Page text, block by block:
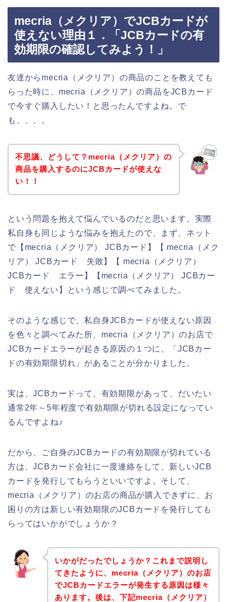
mecria（メクリア）でJCBカードが
使えない理由１．「JCBカードの有
効期限の確認してみよう！」
友達からmecria（メクリア）の商品のことを教えても
らった時に、mecria（メクリア）の商品をJCBカード
で今すぐ購入したい！と思ったんですよね。で
も、、、。
不思議、どうして？mecria（メクリア）の
商品を購入するのにJCBカードが使えな
い！！
という問題を抱えて悩んでいるのだと思います。実際
私自身も同じような悩みを抱えたので、まず、ネット
で【mecria（メクリア） JCBカード】【 mecria（メク
リア） JCBカード 失敗】【 mecria（メクリア）
JCBカード エラー】【mecria（メクリア） JCBカー
ド 使えない】という感じで調べてみました。
そのような感じで、私自身JCBカードが使えない原因
を色々と調べてみた所、mecria（メクリア）のお店で
JCBカードエラーが起きる原因の１つに、「JCBカー
ドの有効期限切れ」があることが分かりました。
実は、JCBカードって、有効期限があって、だいたい
通常2年～5年程度で有効期限が切れる設定になってい
るんですよね♪
だから、ご自身のJCBカードの有効期限が切れている
方は、JCBカード会社に一度連絡をして、新しいJCB
カードを発行してもらうといいですよ。そして、
mecria（メクリア）のお店の商品が購入できずに、お
困りの方は新しい有効期限のJCBカードを発行しても
らってはいかがでしょうか？
いかがだったでしょうか？これまで説明し
てきたように、mecria（メクリア）のお店
でJCBカードエラーが発生する原因は様々
あります。後は、下記mecria（メクリア）